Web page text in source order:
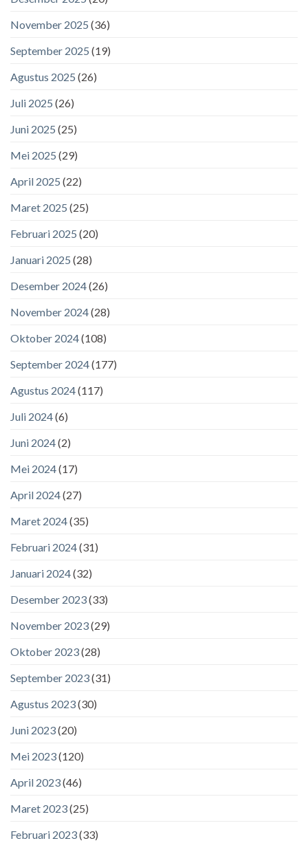
November 2025 (36)
September 2025 (19)
Agustus 2025 (26)
Juli 2025 (26)
Juni 2025 (25)
Mei 2025 (29)
April 2025 (22)
Maret 2025 (25)
Februari 2025 (20)
Januari 2025 (28)
Desember 2024(26)
November 2024(28)
Oktober 2024(108)
September 2024(177)
Agustus 2024(117)
Juli 2024(6)
Juni 2024(2)
Mei 2024(17)
April 2024(27)
Maret 2024(35)
Februari 2024(31)
Januari 2024(32)
Desember 2023(33)
November 2023(29)
Oktober 2023(28)
September 2023(31)
Agustus 2023(30)
Juni 2023(20)
Mei 2023(120)
April 2023(46)
Maret 2023(25)
Februari 2023(33)